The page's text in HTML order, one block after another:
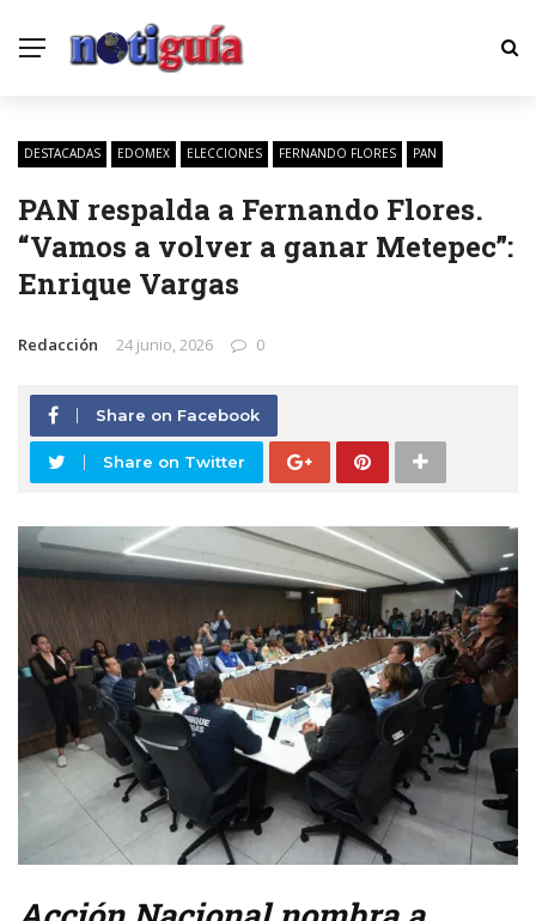
DESTACADAS EDOMEX ELECCIONES FERNANDO FLORES PAN
PAN respalda a Fernando Flores.
“Vamos a volver a ganar Metepec”:
Enrique Vargas
Redacción 24 junio, 2026 0
Share on Facebook
Share on Twitter